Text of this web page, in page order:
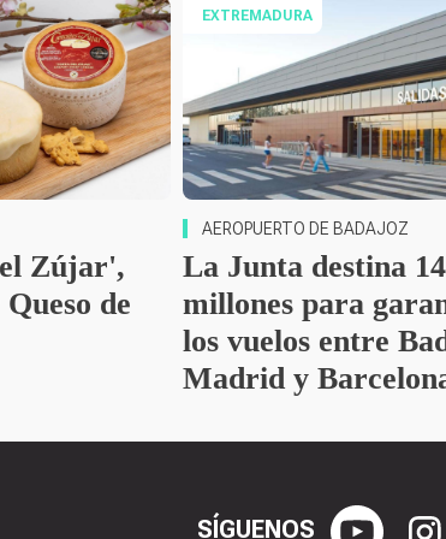
Zújar',
de
EXTREMADURA
AEROPUERTO DE BADAJOZ
La Junta destina
millones para
los vuelos entre
Madrid y
SÍGUENOS